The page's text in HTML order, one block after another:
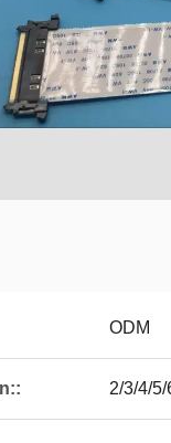
ODM
2/3/4/